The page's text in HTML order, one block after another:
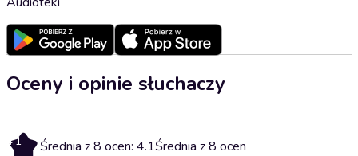
Oceny i opinie słuchaczy
4.1 Średnia z 8 ocen: 4.1Średnia z 8 ocen